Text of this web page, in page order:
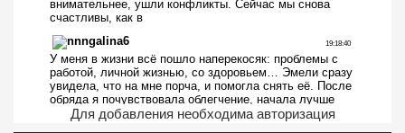
Для добавления необходима авторизация